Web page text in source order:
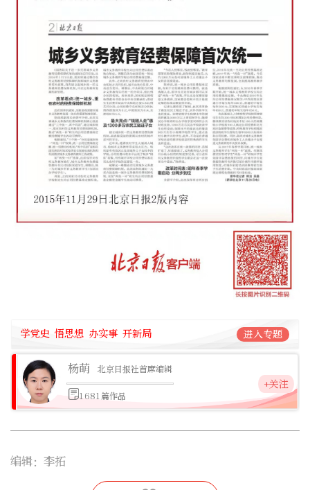
学党史 悟思想 办实事 开新局 进入专题
杨萌 北京日报社首席编辑
1681篇作品
+关注
编辑：李拓